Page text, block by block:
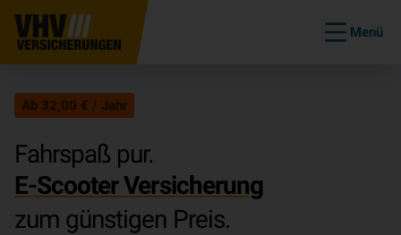
Menü
Ab 32,00 € / Jahr
Fahrspaß pur.
E-Scooter Versicherung
zum günstigen Preis.